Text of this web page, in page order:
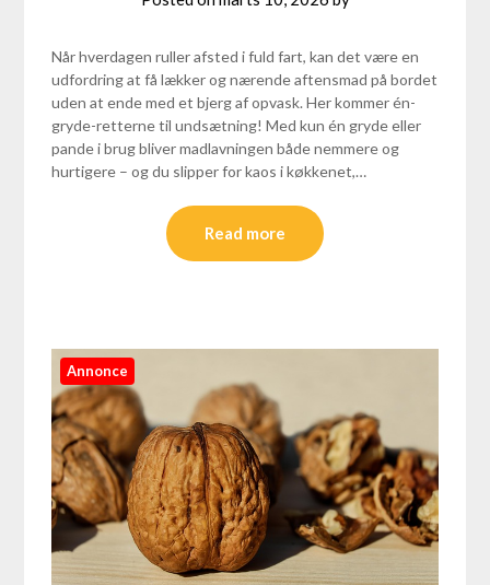
Når hverdagen ruller afsted i fuld fart, kan det være en
udfordring at få lækker og nærende aftensmad på bordet
uden at ende med et bjerg af opvask. Her kommer én-
gryde-retterne til undsætning! Med kun én gryde eller
pande i brug bliver madlavningen både nemmere og
hurtigere – og du slipper for kaos i køkkenet,…
Read more
Annonce